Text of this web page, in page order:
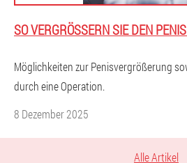
SO VERGRÖSSERN SIE DEN
Möglichkeiten zur Penisvergrößerung
durch eine Operation.
8 Dezember 2025
Alle Artikel